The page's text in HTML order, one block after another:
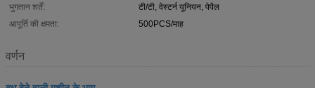
भुगतान शर्तें:
टी/टी, वेस्टर्न यूनियन, पेपैल
आपूर्ति की क्षमता:
500PCS/माह
वर्णन